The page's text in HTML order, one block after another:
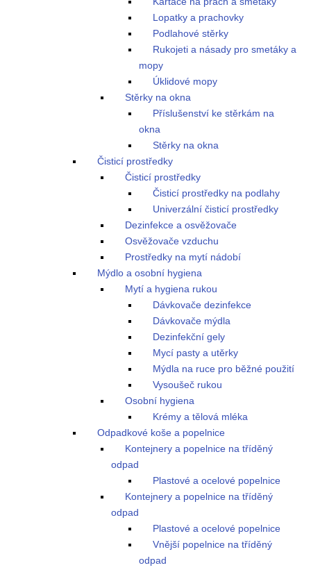
Lopatky a prachovky
Podlahové stěrky
Rukojeti a násady pro smetáky a
mopy
Úklidové mopy
Stěrky na okna
Příslušenství ke stěrkám na
okna
Stěrky na okna
Čisticí prostředky
Čisticí prostředky
Čisticí prostředky na podlahy
Univerzální čisticí prostředky
Dezinfekce a osvěžovače
Osvěžovače vzduchu
Prostředky na mytí nádobí
Mýdlo a osobní hygiena
Mytí a hygiena rukou
Dávkovače dezinfekce
Dávkovače mýdla
Dezinfekční gely
Mycí pasty a utěrky
Mýdla na ruce pro běžné použití
Vysoušeč rukou
Osobní hygiena
Krémy a tělová mléka
Odpadkové koše a popelnice
Kontejnery a popelnice na tříděný
odpad
Plastové a ocelové popelnice
Kontejnery a popelnice na tříděný
odpad
Plastové a ocelové popelnice
Vnější popelnice na tříděný
odpad